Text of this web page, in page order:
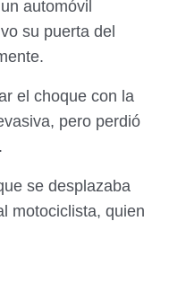
automóvil
su puerta del
el choque con la
pero perdió
se desplazaba
motociclista, quien